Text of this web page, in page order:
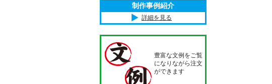
制作事例紹介
詳細を見る
豊富な文例をご覧
になりながら注文
ができます